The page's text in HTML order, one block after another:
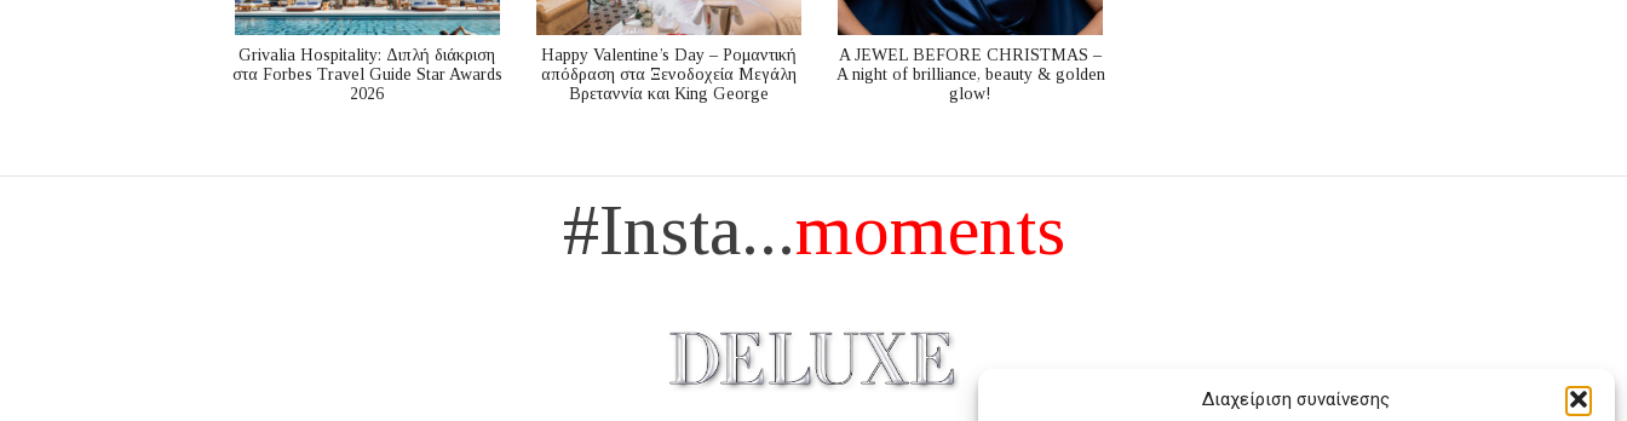
Διαχείριση συναίνεσης
Grivalia Hospitality: Διπλή διάκριση
στα Forbes Travel Guide Star Awards
2026
Happy Valentine’s Day – Ρομαντική
απόδραση στα Ξενοδοχεία Μεγάλη
Βρεταννία και King George
A JEWEL BEFORE CHRISTMAS –
A night of brilliance, beauty & golden
glow!
#Insta...moments